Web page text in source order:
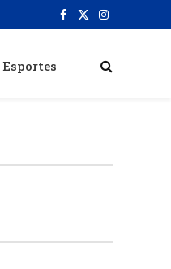
Facebook
X
Instagram
Esportes